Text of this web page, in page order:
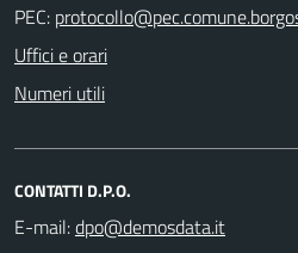
PEC:
Uffici e orari
Numeri utili
CONTATTI D.P.O.
E-mail: